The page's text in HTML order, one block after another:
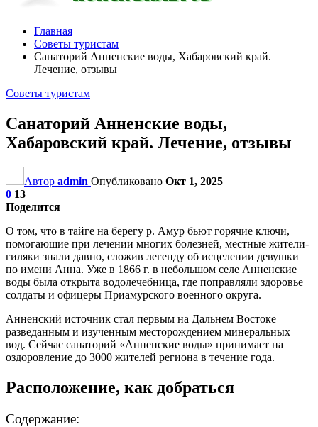
Главная
Советы туристам
Санаторий Анненские воды, Хабаровский край.
Лечение, отзывы
Советы туристам
Санаторий Анненские воды,
Хабаровский край. Лечение, отзывы
Автор admin Опубликовано Окт 1, 2025
0 13
Поделится
О том, что в тайге на берегу р. Амур бьют горячие ключи,
помогающие при лечении многих болезней, местные жители-
гиляки знали давно, сложив легенду об исцелении девушки
по имени Анна. Уже в 1866 г. в небольшом селе Анненские
воды была открыта водолечебница, где поправляли здоровье
солдаты и офицеры Приамурского военного округа.
Анненский источник стал первым на Дальнем Востоке
разведанным и изученным месторождением минеральных
вод. Сейчас санаторий «Анненские воды» принимает на
оздоровление до 3000 жителей региона в течение года.
Расположение, как добраться
Содержание: